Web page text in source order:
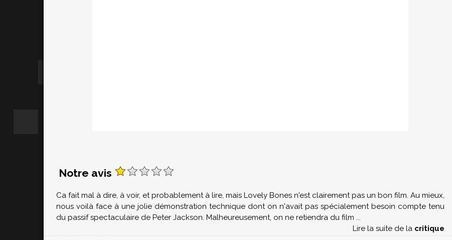
Notre avis
Ca fait mal à dire, à voir, et probablement à lire, mais Lovely Bones n'est clairement pas un bon film. Au mieux,
nous voilà face à une jolie démonstration technique dont on n'avait pas spécialement besoin compte tenu
du passif spectaculaire de Peter Jackson. Malheureusement, on ne retiendra du film ...
Lire la suite de la critique